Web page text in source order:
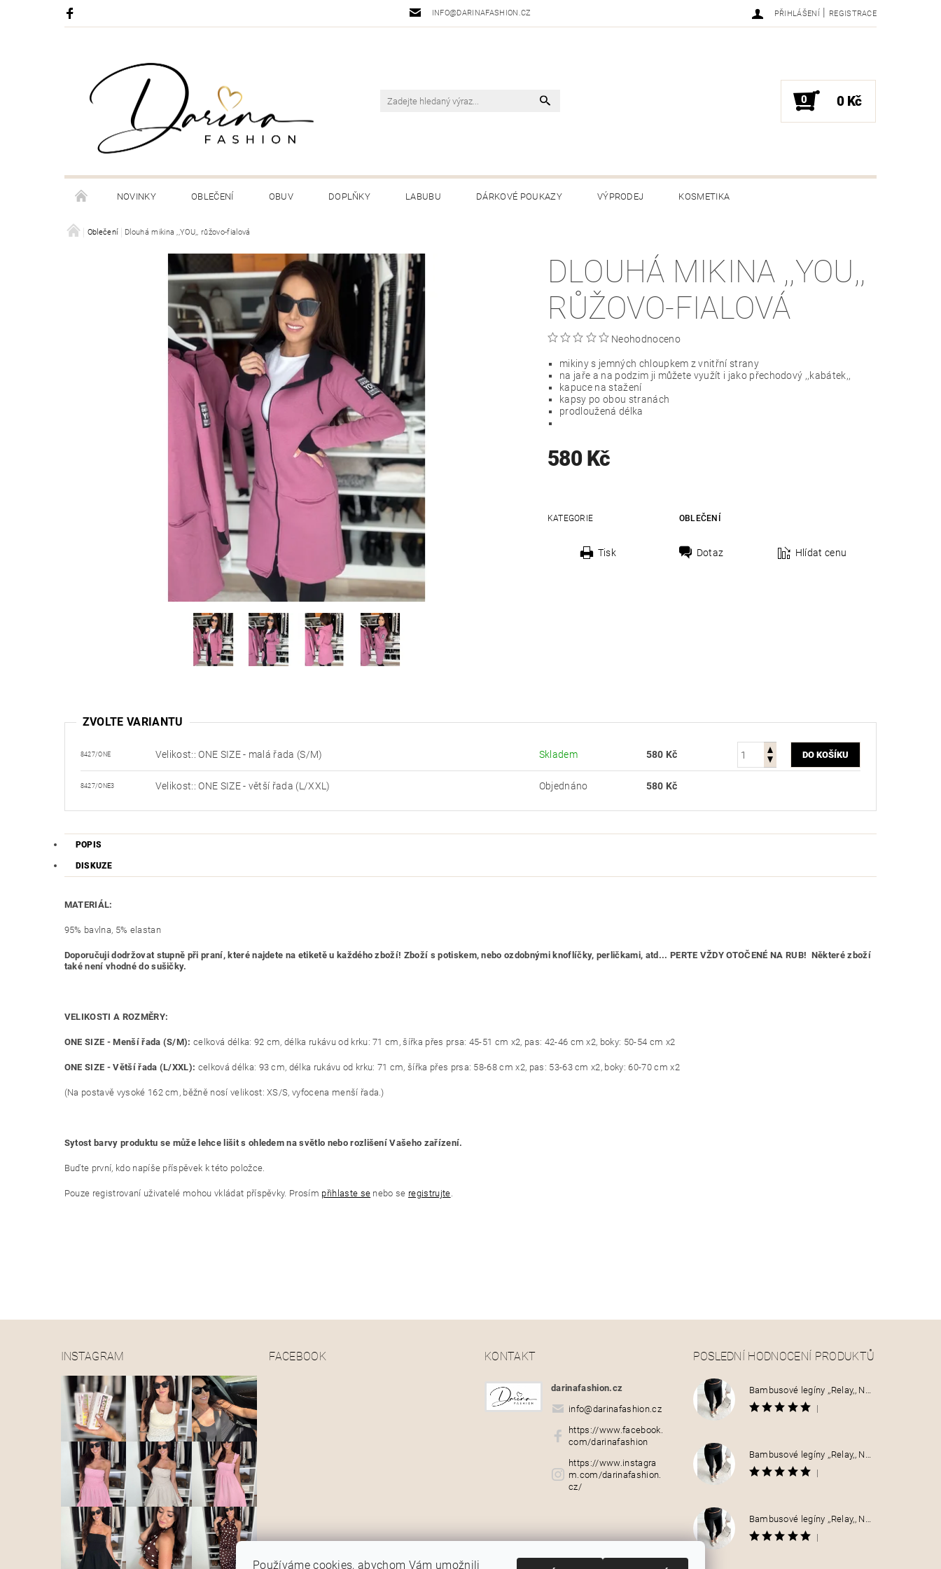
INFO@DARINAFASHION.CZ PŘIHLÁŠENÍ | REGISTRACE
0 0 Kč
NOVINKY OBLEČENÍ OBUV DOPLŇKY LABUBU DÁRKOVÉ POUKAZY VÝPRODEJ KOSMETIKA
DORUČENÍ A PLATBA VAŠÍ ZÁSILKY
Oblečení Dlouhá mikina ,,YOU,, růžovo-fialová
DLOUHÁ MIKINA ,,YOU,,
RŮŽOVO-FIALOVÁ
Neohodnoceno
mikiny s jemných chloupkem z vnitřní strany
na jaře a na podzim ji můžete využít i jako přechodový ,,kabátek,,
kapuce na stažení
kapsy po obou stranách
prodloužená délka
580 Kč
KATEGORIE OBLEČENÍ
Tisk Dotaz Hlídat cenu
ZVOLTE VARIANTU
8427/ONE Velikost:: ONE SIZE - malá řada (S/M) Skladem 580 Kč
8427/ONE3 Velikost:: ONE SIZE - větší řada (L/XXL) Objednáno 580 Kč
POPIS
DISKUZE
MATERIÁL:
95% bavlna, 5% elastan
Doporučuji dodržovat stupně při praní, které najdete na etiketě u každého zboží! Zboží s potiskem, nebo ozdobnými knoflíčky, perličkami, atd... PERTE VŽDY OTOČENÉ NA RUB! Některé zboží
také není vhodné do sušičky.
VELIKOSTI A ROZMĚRY:
ONE SIZE - Menší řada (S/M): celková délka: 92 cm, délka rukávu od krku: 71 cm, šířka přes prsa: 45-51 cm x2, pas: 42-46 cm x2, boky: 50-54 cm x2
ONE SIZE - Větší řada (L/XXL): celková délka: 93 cm, délka rukávu od krku: 71 cm, šířka přes prsa: 58-68 cm x2, pas: 53-63 cm x2, boky: 60-70 cm x2
(Na postavě vysoké 162 cm, běžně nosí velikost: XS/S, vyfocena menší řada.)
Sytost barvy produktu se může lehce lišit s ohledem na světlo nebo rozlišení Vašeho zařízení.
Buďte první, kdo napíše příspěvek k této položce.
Pouze registrovaní uživatelé mohou vkládat příspěvky. Prosím přihlaste se nebo se registrujte.
INSTAGRAM FACEBOOK KONTAKT
darinafashion.cz
info@darinafashion.cz
https://www.facebook.
com/darinafashion
https://www.instagra
m.com/darinafashion.
cz/
POSLEDNÍ HODNOCENÍ PRODUKTŮ
|
|
|
Používáme cookies, abychom Vám umožnili